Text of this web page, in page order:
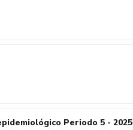
Periodo 5 - 2025